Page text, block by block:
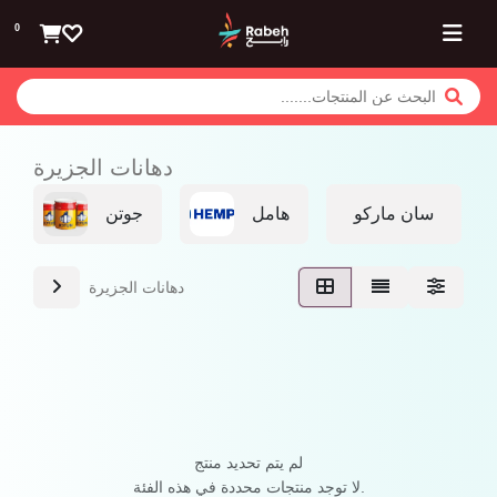
0
دهانات الجزيرة
جوتن هامل سان ماركو
دهانات الجزيرة
لم يتم تحديد منتج